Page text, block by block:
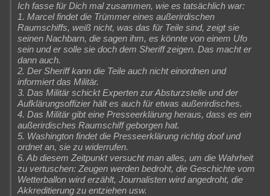
Ich fasse für Dich mal zusammen, wie es tatsächlich war:
1. Marcel findet die Trümmer eines außerirdischen
Raumschiffs, weiß nicht, was das für Teile sind, zeigt sie
seinen Nachbarn, die sagen ihm, es könnte von einem Ufo
sein und er solle sie doch dem Sheriff zeigen. Das macht er
dann auch.
2. Der Sheriff kann die Teile auch nicht einordnen und
informiert das Militär.
3. Das Militär schickt Experten zur Absturzstelle und der
Aufklärungsoffizier hält es auch für etwas außerirdisches.
4. Das Militär gibt eine Presseerklärung heraus, dass es ein
außerirdisches Raumschiff geborgen hat.
5. Washington findet die Presseerklärung richtig doof und
ordnet an, sie zu widerrufen.
6. Ab diesem Zeitpunkt versucht man alles, um die Wahrheit
zu vertuschen: Zeugen werden bedroht, die Geschichte vom
Wetterballon wird erzählt, Journalisten wird angedroht, die
Akkreditierung zu entziehen usw.